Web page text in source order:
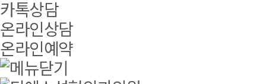
카톡상담
온라인상담
온라인예약